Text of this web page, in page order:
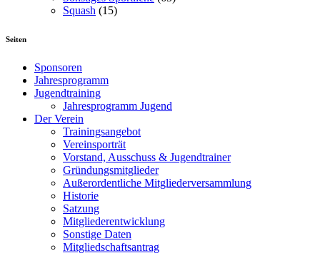
Squash (15)
Seiten
Sponsoren
Jahresprogramm
Jugendtraining
Jahresprogramm Jugend
Der Verein
Trainingsangebot
Vereinsporträt
Vorstand, Ausschuss & Jugendtrainer
Gründungsmitglieder
Außerordentliche Mitgliederversammlung
Historie
Satzung
Mitgliederentwicklung
Sonstige Daten
Mitgliedschaftsantrag